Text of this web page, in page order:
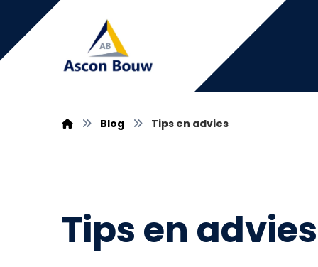
Blog Tips en advies
Tips en advies